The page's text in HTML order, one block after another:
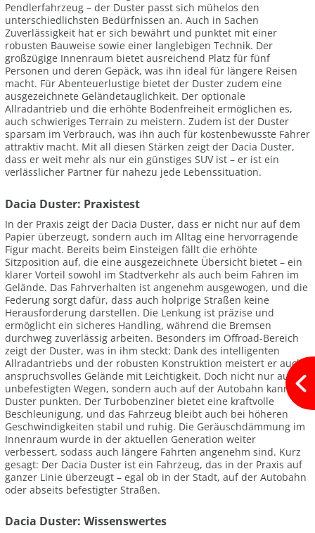
Pendlerfahrzeug – der Duster passt sich mühelos den
unterschiedlichsten Bedürfnissen an. Auch in Sachen
Zuverlässigkeit hat er sich bewährt und punktet mit einer
robusten Bauweise sowie einer langlebigen Technik. Der
großzügige Innenraum bietet ausreichend Platz für fünf
Personen und deren Gepäck, was ihn ideal für längere Reisen
macht. Für Abenteuerlustige bietet der Duster zudem eine
ausgezeichnete Geländetauglichkeit. Der optionale
Allradantrieb und die erhöhte Bodenfreiheit ermöglichen es,
auch schwieriges Terrain zu meistern. Zudem ist der Duster
sparsam im Verbrauch, was ihn auch für kostenbewusste Fahrer
attraktiv macht. Mit all diesen Stärken zeigt der Dacia Duster,
dass er weit mehr als nur ein günstiges SUV ist – er ist ein
verlässlicher Partner für nahezu jede Lebenssituation.
Dacia Duster: Praxistest
In der Praxis zeigt der Dacia Duster, dass er nicht nur auf dem
Papier überzeugt, sondern auch im Alltag eine hervorragende
Figur macht. Bereits beim Einsteigen fällt die erhöhte
Sitzposition auf, die eine ausgezeichnete Übersicht bietet – ein
klarer Vorteil sowohl im Stadtverkehr als auch beim Fahren im
Gelände. Das Fahrverhalten ist angenehm ausgewogen, und die
Federung sorgt dafür, dass auch holprige Straßen keine
Herausforderung darstellen. Die Lenkung ist präzise und
ermöglicht ein sicheres Handling, während die Bremsen
durchweg zuverlässig arbeiten. Besonders im Offroad-Bereich
zeigt der Duster, was in ihm steckt: Dank des intelligenten
Allradantriebs und der robusten Konstruktion meistert er auch
anspruchsvolles Gelände mit Leichtigkeit. Doch nicht nur auf
unbefestigten Wegen, sondern auch auf der Autobahn kann der
Duster punkten. Der Turbobenziner bietet eine kraftvolle
Beschleunigung, und das Fahrzeug bleibt auch bei höheren
Geschwindigkeiten stabil und ruhig. Die Geräuschdämmung im
Innenraum wurde in der aktuellen Generation weiter
verbessert, sodass auch längere Fahrten angenehm sind. Kurz
gesagt: Der Dacia Duster ist ein Fahrzeug, das in der Praxis auf
ganzer Linie überzeugt – egal ob in der Stadt, auf der Autobahn
oder abseits befestigter Straßen.
Dacia Duster: Wissenswertes